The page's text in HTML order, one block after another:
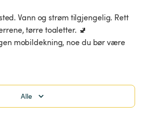
Vann og strøm tilgjengelig. Rett
tørre toaletter. 🚽
Alle